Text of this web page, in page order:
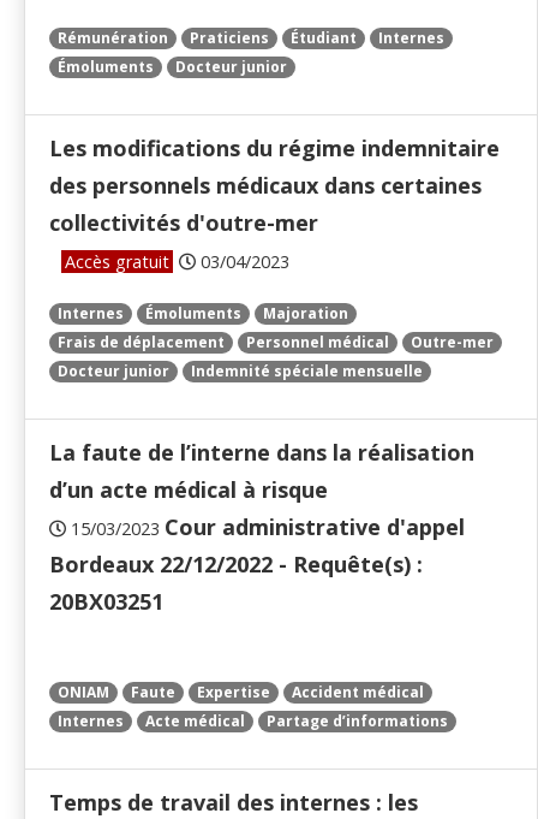
Rémunération Praticiens Étudiant
Internes
Émoluments
Docteur junior
Les modifications du régime indemnitaire
des personnels médicaux dans certaines
collectivités d'outre-mer
Accès gratuit 03/04/2023
Internes Émoluments
Majoration
Frais de déplacement
Personnel médical
Outre-mer
Docteur junior
Indemnité spéciale mensuelle
La faute de l’interne dans la réalisation
d’un acte médical à risque
15/03/2023 Cour administrative d'appel
Bordeaux 22/12/2022 - Requête(s) :
20BX03251
ONIAM Faute Expertise
Accident médical
Internes
Acte médical Partage d’informations
Temps de travail des internes : les